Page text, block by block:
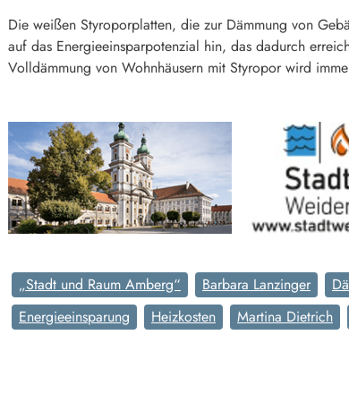
Die weißen Styroporplatten, die zur Dämmung von
auf das Energieeinsparpotenzial hin, das dadurch
Volldämmung von Wohnhäusern mit Styropor wird
„Stadt und Raum Amberg“ Barbara Lanzinger
Energieeinsparung
Heizkosten Martina Dietrich